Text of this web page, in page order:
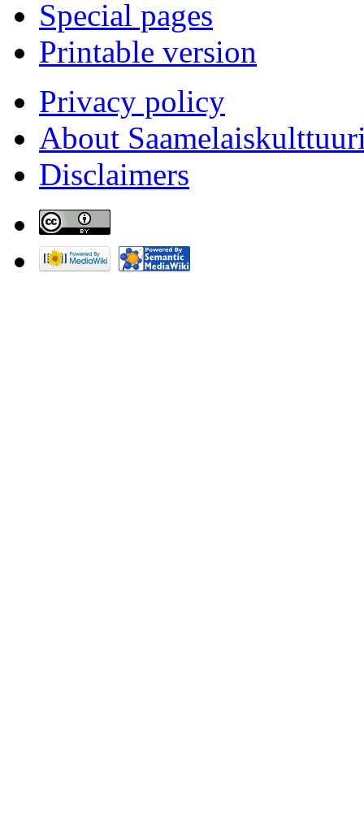
Special pages
Printable version
Privacy policy
About
Disclaimers